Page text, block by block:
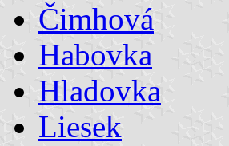
Čimhová
Habovka
Hladovka
Liesek